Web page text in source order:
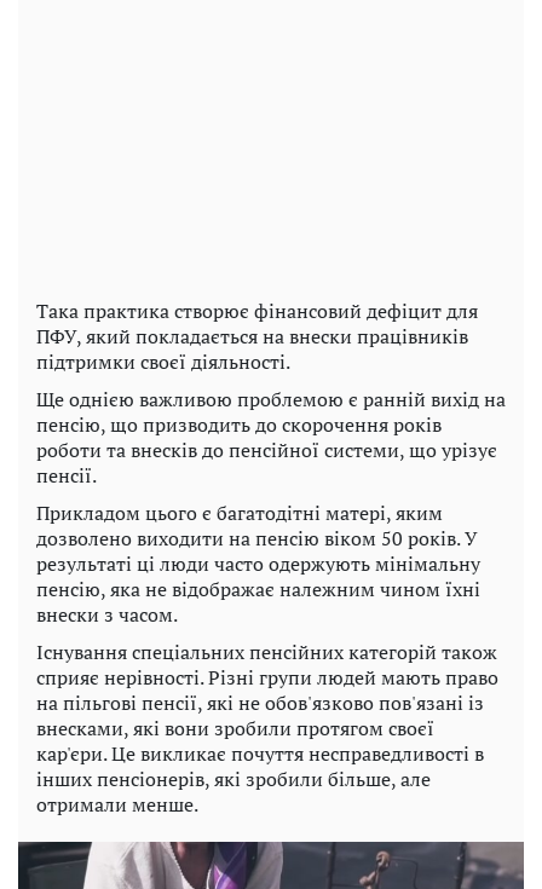
Така практика створює фінансовий дефіцит для
ПФУ, який покладається на внески працівників
підтримки своєї діяльності.
Ще однією важливою проблемою є ранній вихід на
пенсію, що призводить до скорочення років
роботи та внесків до пенсійної системи, що урізує
пенсії.
Прикладом цього є багатодітні матері, яким
дозволено виходити на пенсію віком 50 років. У
результаті ці люди часто одержують мінімальну
пенсію, яка не відображає належним чином їхні
внески з часом.
Існування спеціальних пенсійних категорій також
сприяє нерівності. Різні групи людей мають право
на пільгові пенсії, які не обов'язково пов'язані із
внесками, які вони зробили протягом своєї
кар'єри. Це викликає почуття несправедливості в
інших пенсіонерів, які зробили більше, але
отримали менше.